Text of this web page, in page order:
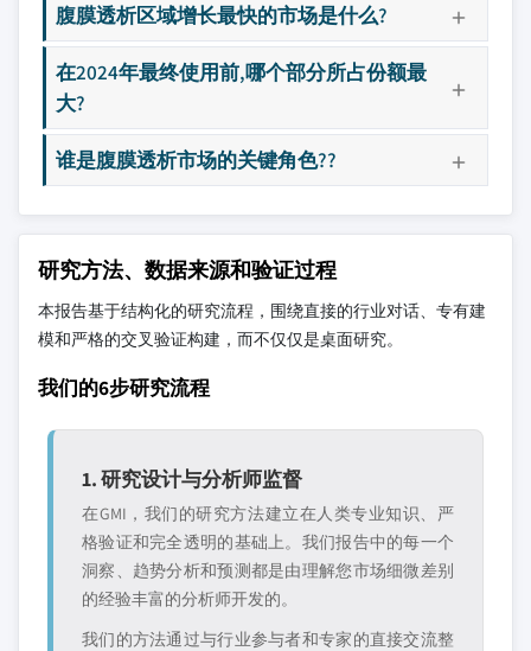
腹膜透析区域增长最快的市场是什么?
在2024年最终使用前,哪个部分所占份额最
大?
谁是腹膜透析市场的关键角色??
研究方法、数据来源和验证过程
本报告基于结构化的研究流程，围绕直接的行业对话、专有建
模和严格的交叉验证构建，而不仅仅是桌面研究。
我们的6步研究流程
1. 研究设计与分析师监督
在GMI，我们的研究方法建立在人类专业知识、严
格验证和完全透明的基础上。我们报告中的每一个
洞察、趋势分析和预测都是由理解您市场细微差别
的经验丰富的分析师开发的。
我们的方法通过与行业参与者和专家的直接交流整